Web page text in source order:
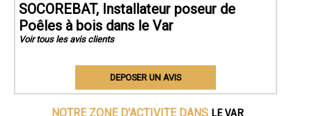
SOCOREBAT, Installateur poseur de
Poêles à bois dans le Var
Voir tous les avis clients
DEPOSER UN AVIS
NOTRE ZONE D'ACTIVITE DANS LE VAR